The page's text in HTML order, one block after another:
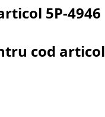
5P-4946
cod articol